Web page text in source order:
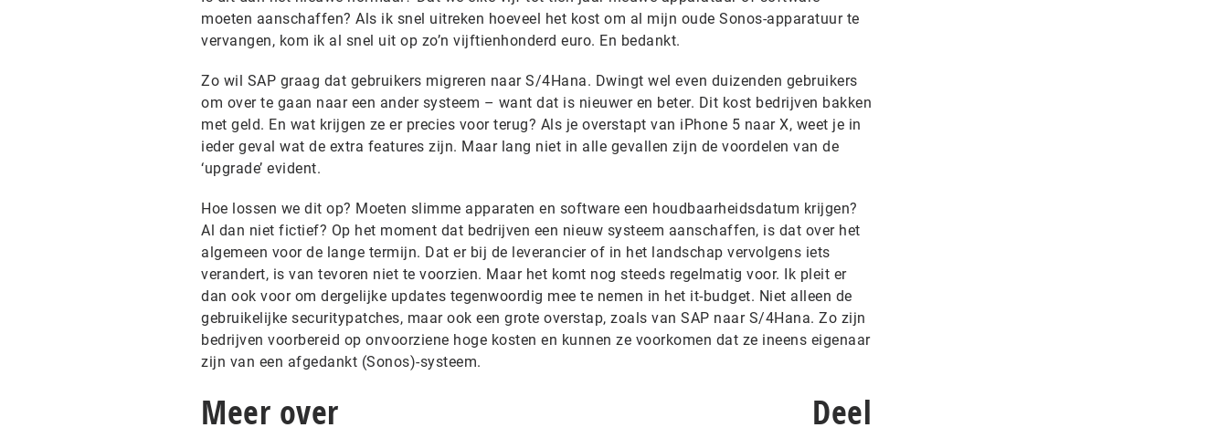
moeten aanschaffen? Als ik snel uitreken hoeveel het kost om al mijn oude Sonos-apparatuur te
vervangen, kom ik al snel uit op zo’n vijftienhonderd euro. En bedankt.
Zo wil SAP graag dat gebruikers migreren naar S/4Hana. Dwingt wel even duizenden gebruikers
om over te gaan naar een ander systeem – want dat is nieuwer en beter. Dit kost bedrijven bakken
met geld. En wat krijgen ze er precies voor terug? Als je overstapt van iPhone 5 naar X, weet je in
ieder geval wat de extra features zijn. Maar lang niet in alle gevallen zijn de voordelen van de
‘upgrade’ evident.
Hoe lossen we dit op? Moeten slimme apparaten en software een houdbaarheidsdatum krijgen?
Al dan niet fictief? Op het moment dat bedrijven een nieuw systeem aanschaffen, is dat over het
algemeen voor de lange termijn. Dat er bij de leverancier of in het landschap vervolgens iets
verandert, is van tevoren niet te voorzien. Maar het komt nog steeds regelmatig voor. Ik pleit er
dan ook voor om dergelijke updates tegenwoordig mee te nemen in het it-budget. Niet alleen de
gebruikelijke securitypatches, maar ook een grote overstap, zoals van SAP naar S/4Hana. Zo zijn
bedrijven voorbereid op onvoorziene hoge kosten en kunnen ze voorkomen dat ze ineens eigenaar
zijn van een afgedankt (Sonos)-systeem.
Meer over Deel